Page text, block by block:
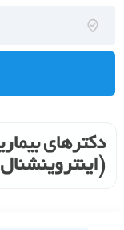
دکترهای